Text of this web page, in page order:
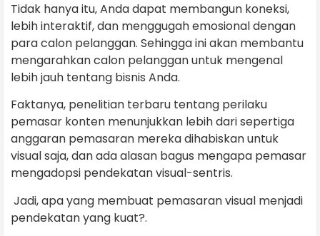
Tidak hanya itu, Anda dapat membangun koneksi,
lebih interaktif, dan menggugah emosional dengan
para calon pelanggan. Sehingga ini akan membantu
mengarahkan calon pelanggan untuk mengenal
lebih jauh tentang bisnis Anda.
Faktanya, penelitian terbaru tentang perilaku
pemasar konten menunjukkan lebih dari sepertiga
anggaran pemasaran mereka dihabiskan untuk
visual saja, dan ada alasan bagus mengapa pemasar
mengadopsi pendekatan visual-sentris.
Jadi, apa yang membuat pemasaran visual menjadi
pendekatan yang kuat?.